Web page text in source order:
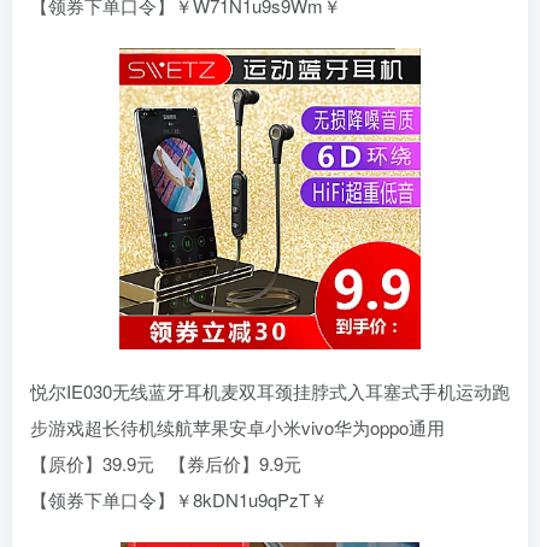
【领券下单口令】￥W71N1u9s9Wm￥
悦尔IE030无线蓝牙耳机麦双耳颈挂脖式入耳塞式手机运动跑
步游戏超长待机续航苹果安卓小米vivo华为oppo通用
【原价】39.9元 【券后价】9.9元
【领券下单口令】￥8kDN1u9qPzT￥